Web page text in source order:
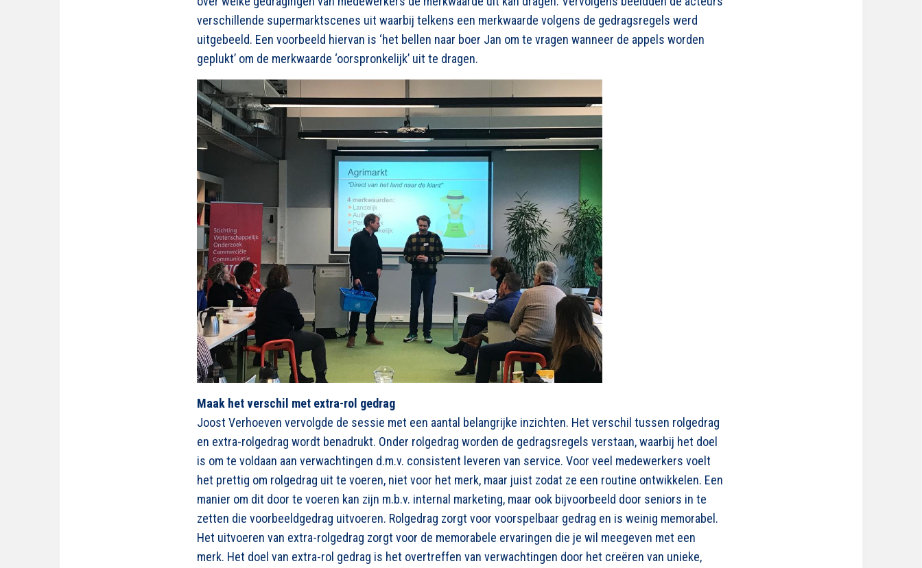
verschillende supermarktscenes uit waarbij telkens een merkwaarde volgens de gedragsregels werd
uitgebeeld. Een voorbeeld hiervan is ‘het bellen naar boer Jan om te vragen wanneer de appels worden
geplukt’ om de merkwaarde ‘oorspronkelijk’ uit te dragen.
Maak het verschil met extra-rol gedrag
Joost Verhoeven vervolgde de sessie met een aantal belangrijke inzichten. Het verschil tussen rolgedrag
en extra-rolgedrag wordt benadrukt. Onder rolgedrag worden de gedragsregels verstaan, waarbij het doel
is om te voldaan aan verwachtingen d.m.v. consistent leveren van service. Voor veel medewerkers voelt
het prettig om rolgedrag uit te voeren, niet voor het merk, maar juist zodat ze een routine ontwikkelen. Een
manier om dit door te voeren kan zijn m.b.v. internal marketing, maar ook bijvoorbeeld door seniors in te
zetten die voorbeeldgedrag uitvoeren. Rolgedrag zorgt voor voorspelbaar gedrag en is weinig memorabel.
Het uitvoeren van extra-rolgedrag zorgt voor de memorabele ervaringen die je wil meegeven met een
merk. Het doel van extra-rol gedrag is het overtreffen van verwachtingen door het creëren van unieke,